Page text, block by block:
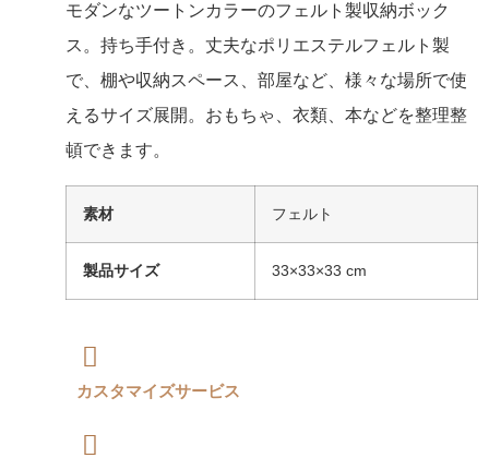
モダンなツートンカラーのフェルト製収納ボック
ス。持ち手付き。丈夫なポリエステルフェルト製
で、棚や収納スペース、部屋など、様々な場所で使
えるサイズ展開。おもちゃ、衣類、本などを整理整
頓できます。
素材 フェルト
製品サイズ 33×33×33 cm
カスタマイズサービス